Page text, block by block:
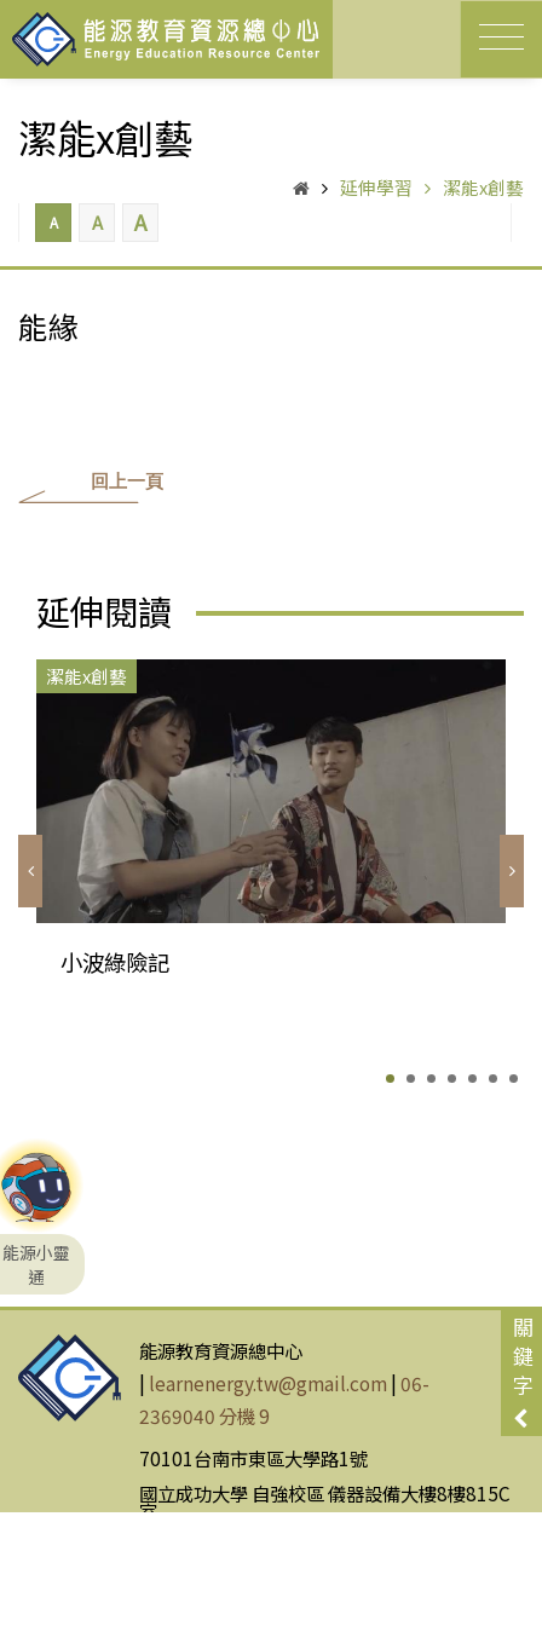
潔能x創藝
延伸學習 潔能x創藝
A A A
能緣
回上一頁
延伸閱讀
潔能x創藝
小波綠險記
關
鍵
字
能源小靈
通
能源教育資源總中心
| learnenergy.tw@gmail.com |06-
2369040 分機 9
70101台南市東區大學路1號
國立成功大學 自強校區 儀器設備大樓8樓815C
室